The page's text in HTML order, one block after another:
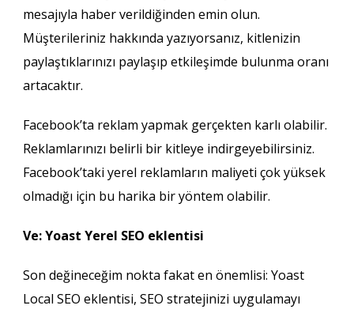
mesajıyla haber verildiğinden emin olun.
Müşterileriniz hakkında yazıyorsanız, kitlenizin
paylaştıklarınızı paylaşıp etkileşimde bulunma oranı
artacaktır.
Facebook’ta reklam yapmak gerçekten karlı olabilir.
Reklamlarınızı belirli bir kitleye indirgeyebilirsiniz.
Facebook’taki yerel reklamların maliyeti çok yüksek
olmadığı için bu harika bir yöntem olabilir.
Ve: Yoast Yerel SEO eklentisi
Son değineceğim nokta fakat en önemlisi: Yoast
Local SEO eklentisi, SEO stratejinizi uygulamayı